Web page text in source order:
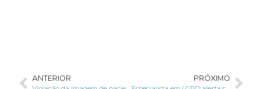
ANTERIOR PRÓXIMO